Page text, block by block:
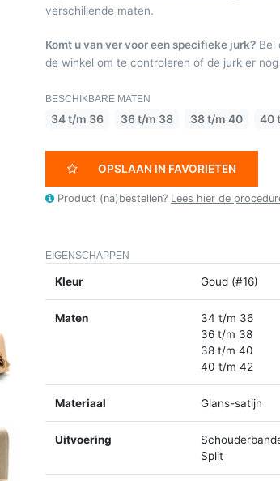
verschillende maten.
Komt u van ver voor een specifieke jurk? Bel
de winkel om te controleren of de jurk er nog
BESCHIKBARE MATEN
34 t/m 36 36 t/m 38 38 t/m 40 40
OPSLAAN IN FAVORIETEN
Product (na)bestellen? Lees hier de
EIGENSCHAPPEN
Kleur Goud (#16)
Maten
34 t/m 36
36 t/m 38
38 t/m 40
40 t/m 42
Materiaal Glans-satijn
Uitvoering
Split